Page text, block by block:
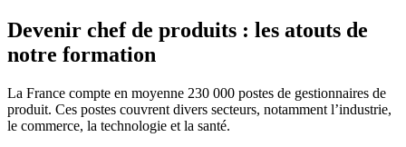
Devenir chef de produits : les atouts de
notre formation
La France compte en moyenne 230 000 postes de gestionnaires de
produit. Ces postes couvrent divers secteurs, notamment l’industrie,
le commerce, la technologie et la santé.